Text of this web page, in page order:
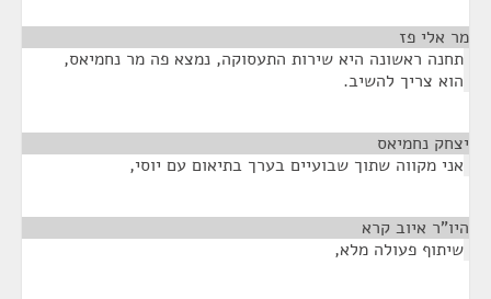
מר אלי פז
תחנה ראשונה היא שירות התעסוקה, נמצא פה מר נחמיאס,
הוא צריך להשיב.
יצחק נחמיאס
אני מקווה שתוך שבועיים בערך בתיאום עם יוסי,
היו"ר איוב קרא
שיתוף פעולה מלא,